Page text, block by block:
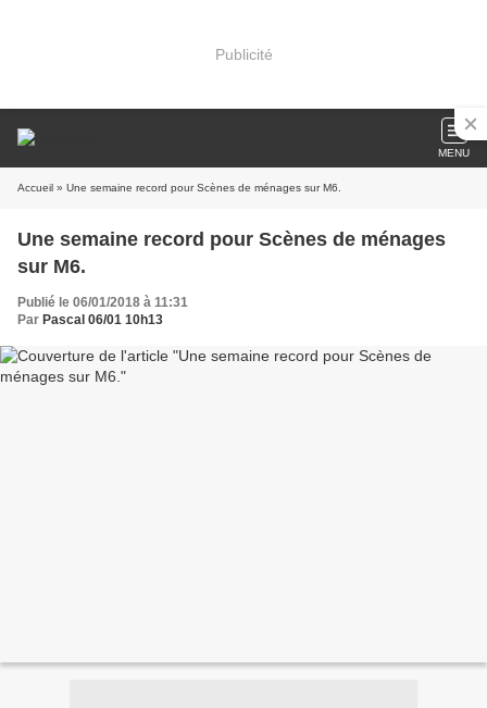
Publicité
MENU
Accueil » Une semaine record pour Scènes de ménages sur M6.
Une semaine record pour Scènes de ménages
sur M6.
Publié le 06/01/2018 à 11:31
Par Pascal 06/01 10h13